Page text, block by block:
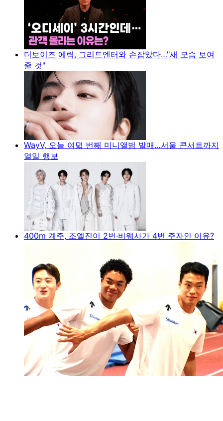
더보이즈 에릭, 그리드엔터와 손잡았다…"새 모습 보여
줄 것"
WayV, 오늘 여덟 번째 미니앨범 발매…서울 콘서트까지
열일 행보
400m 계주, 조엘진이 2번·비웨사가 4번 주자인 이유?